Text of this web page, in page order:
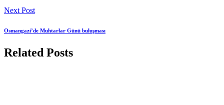
Next Post
Osmangazi’de Muhtarlar Günü buluşması
Related Posts